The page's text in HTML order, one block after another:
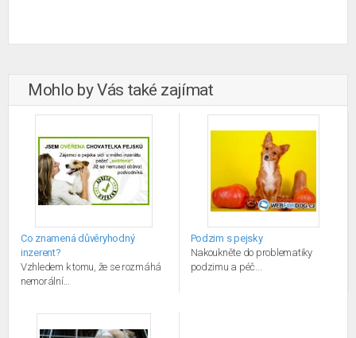
Mohlo by Vás také zajímat
Co znamená důvěryhodný
inzerent?
Vzhledem k tomu, že se rozmáhá
nemorální...
Podzim s pejsky
Nakoukněte do problematiky
podzimu a péč...